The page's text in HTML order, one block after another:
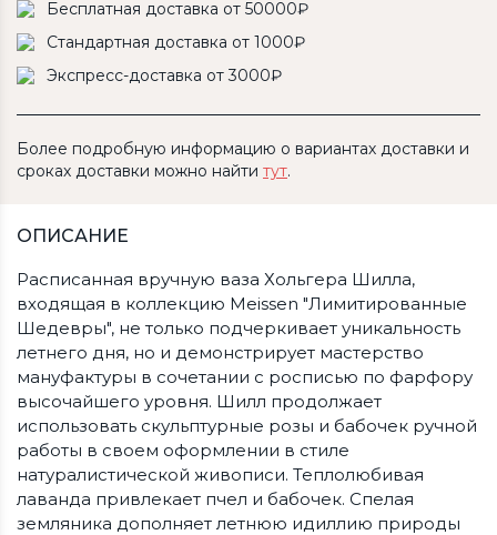
Бесплатная доставка от 50000₽
Стандартная доставка от 1000₽
Экспресс-доставка от 3000₽
Более подробную информацию о вариантах доставки и
сроках доставки можно найти тут.
ОПИСАНИЕ
Расписанная вручную ваза Хольгера Шилла,
входящая в коллекцию Meissen "Лимитированные
Шедевры", не только подчеркивает уникальность
летнего дня, но и демонстрирует мастерство
мануфактуры в сочетании с росписью по фарфору
высочайшего уровня. Шилл продолжает
использовать скульптурные розы и бабочек ручной
работы в своем оформлении в стиле
натуралистической живописи. Теплолюбивая
лаванда привлекает пчел и бабочек. Спелая
земляника дополняет летнюю идиллию природы